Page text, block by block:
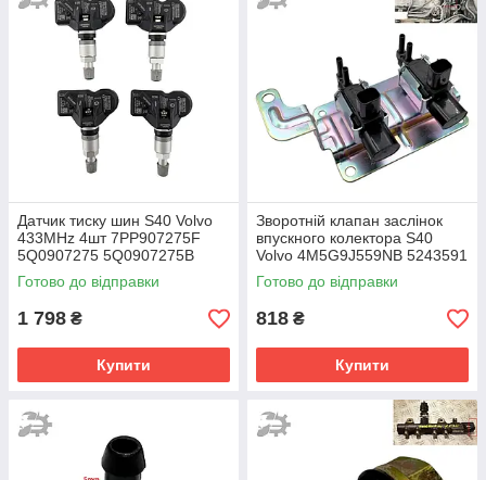
Датчик тиску шин S40 Volvo
433MHz 4шт 7PP907275F
5Q0907275 5Q0907275B
Готово до відправки
1 798 ₴
Купити
Зворотній клапан заслінок
впускного колектора S40
Volvo 4M5G9J559NB 5243591
1357313 4M5G9J559NA
Готово до відправки
818 ₴
Купити